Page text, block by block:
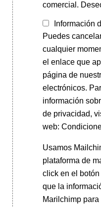
comercial.
Información
Puedes
cualquier
el enlace que
página de
electrónicos.
información
de privacidad,
web:
Usamos
plataforma de
click en el
que la
Marilchimp